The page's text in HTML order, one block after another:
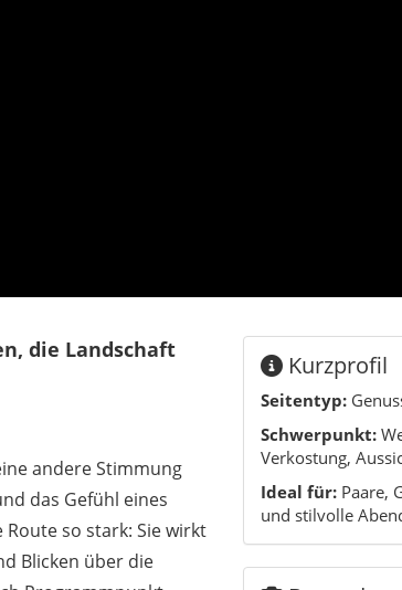
die Landschaft
andere Stimmung
das Gefühl eines
so stark: Sie wirkt
Blicken über die
Kurzprofil
Seitentyp:
Schwerpunkt:
Verkostung,
Ideal für: Paare,
und stilvolle